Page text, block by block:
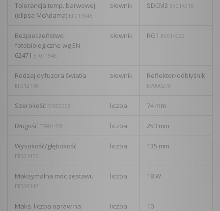
Tolerancja temp. barwowej
(elipsa McAdama) EF011946
słownik SDCM3 EV014016
Bezpieczeństwo
fotobiologiczne wg EN
62471 EF011948
słownik RG1 EV014022
Rodzaj dyfuzora światła
EF012170
słownik Reflektor/odbłyśnik
EV000278
Szerokość EF000008 liczba 74 mm
Długość EF001438 liczba 253 mm
Wysokość/głębokość
EF001456
liczba 135 mm
Maksymalna moc zestawu
EF009347
liczba 18 W
Maks. liczba opraw na
liczba 10